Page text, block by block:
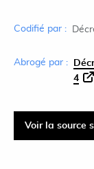
Codifié par :
Abrogé par :
4
Voir la source